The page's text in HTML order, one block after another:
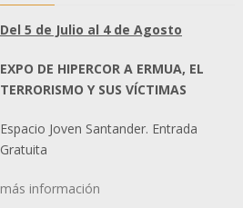
Del 5 de Julio al 4 de Agosto
EXPO DE HIPERCOR A ERMUA, EL
TERRORISMO Y SUS VÍCTIMAS
Espacio Joven Santander. Entrada
Gratuita
más información